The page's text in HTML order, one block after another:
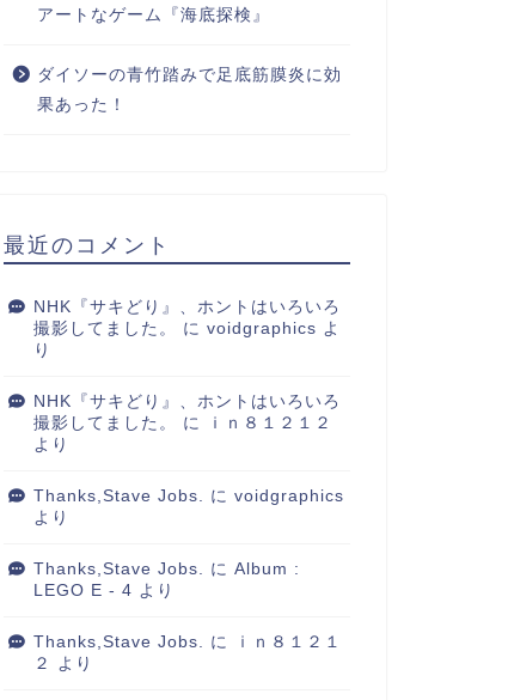
アートなゲーム『海底探検』
ダイソーの青竹踏みで足底筋膜炎に効
果あった！
最近のコメント
NHK『サキどり』、ホントはいろいろ
撮影してました。
に voidgraphics よ
り
NHK『サキどり』、ホントはいろいろ
撮影してました。
に
ｉｎ８１２１２
より
Thanks,Stave Jobs. に voidgraphics
より
Thanks,Stave Jobs. に Album :
LEGO E - 4 より
Thanks,Stave Jobs. に
ｉｎ８１２１
２
より